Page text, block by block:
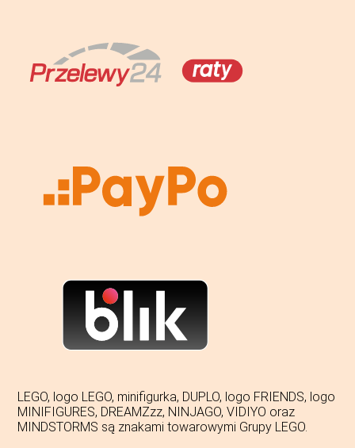
LEGO, logo LEGO, minifigurka, DUPLO, logo FRIENDS, logo
MINIFIGURES, DREAMZzz, NINJAGO, VIDIYO oraz
MINDSTORMS są znakami towarowymi Grupy LEGO.